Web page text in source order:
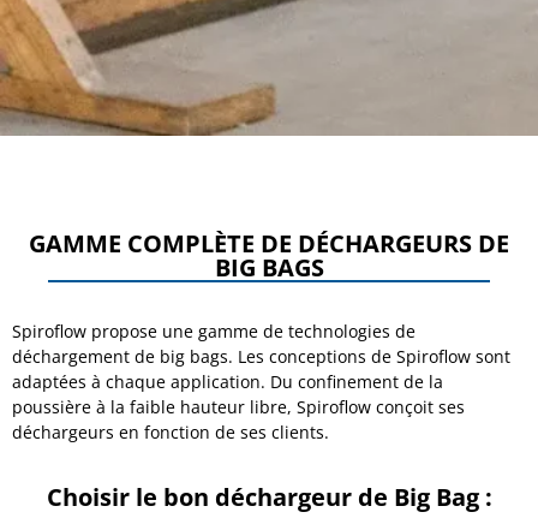
GAMME COMPLÈTE DE DÉCHARGEURS DE
BIG BAGS
Spiroflow propose une gamme de technologies de
déchargement de big bags. Les conceptions de Spiroflow sont
adaptées à chaque application. Du confinement de la
poussière à la faible hauteur libre, Spiroflow conçoit ses
déchargeurs en fonction de ses clients.
Choisir le bon déchargeur de Big Bag :